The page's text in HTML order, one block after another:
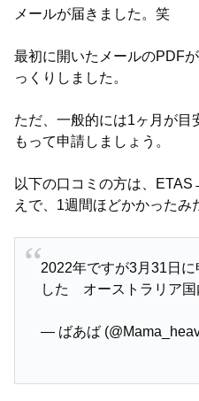
メールが届きました。笑
最初に開いたメールのPDF
っくりしました。
ただ、一般的には1ヶ月が目
もって申請しましょう。
以下の口コミの方は、
えで、1週間ほどかかったみ
2022年ですが3月31日
した オーストラリア国
— ばあば